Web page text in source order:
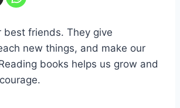
best friends. They give
new things, and make our
books helps us grow and